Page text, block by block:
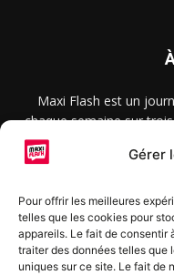
Gérer
Pour offrir les meilleures
telles que les cookies pour
appareils. Le fait de consentir
traiter des données telles que
uniques sur ce site. Le fait de
Maxi Flash est un
chaque semaine sur
2015, dans les secteurs
2022, et à Colmar,